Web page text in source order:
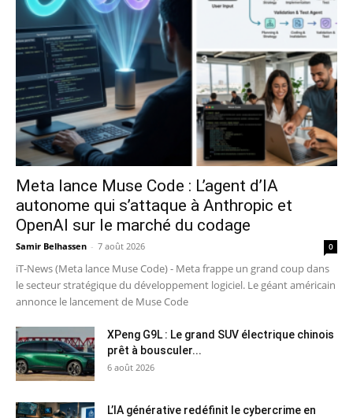
Meta lance Muse Code : L’agent d’IA
autonome qui s’attaque à Anthropic et
OpenAI sur le marché du codage
Samir Belhassen - 7 août 2026 0
iT-News (Meta lance Muse Code) - Meta frappe un grand coup dans
le secteur stratégique du développement logiciel. Le géant américain
annonce le lancement de Muse Code
XPeng G9L : Le grand SUV électrique chinois
prêt à bousculer...
6 août 2026
L’IA générative redéfinit le cybercrime en